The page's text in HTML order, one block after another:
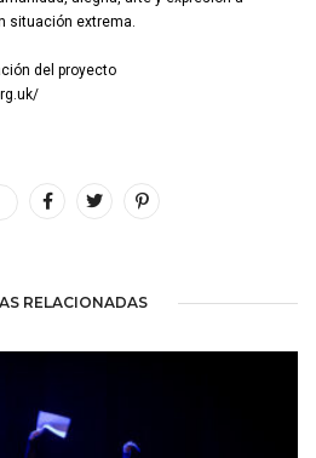
situación extrema.
del proyecto
RELACIONADAS